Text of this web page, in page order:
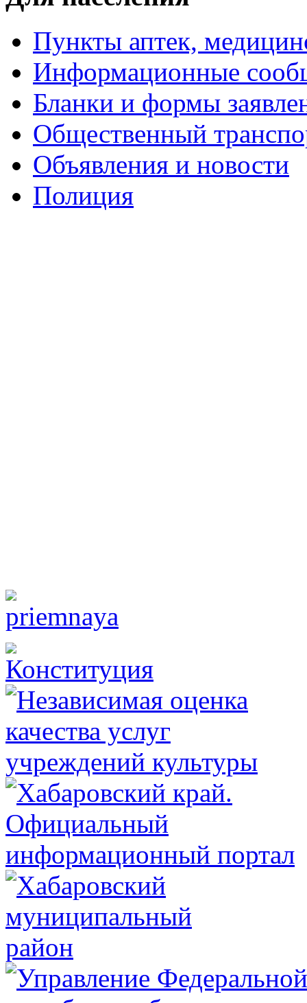
Пункты аптек,
Информационные
Бланки и формы
Общественный
Объявления и новости
Полиция